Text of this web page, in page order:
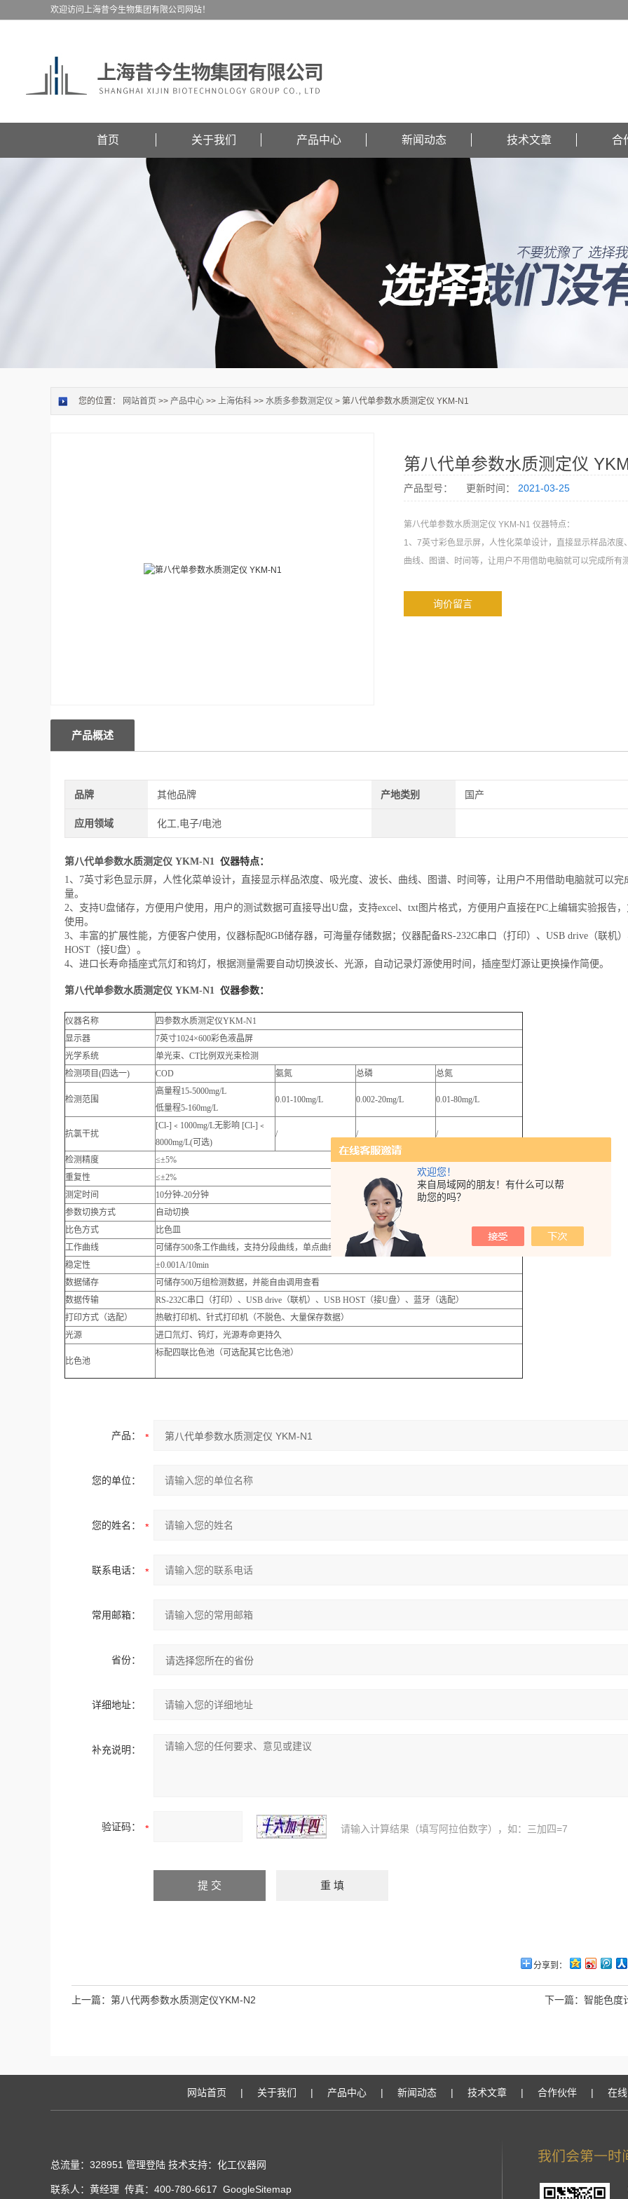
欢迎您！
来自局域网的朋友！有什么可以帮
助您的吗？
欢迎访问上海昔今生物集团有限公司网站！
首页 关于我们 产品中心 新闻动态 技术文章 合
您的位置： 网站首页 >> 产品中心 >> 上海佑科 >> 水质多参数测定仪 > 第八代单参数水质测定仪 YKM-N1
第八代单参数水质测定仪
产品型号： 更新时间： 2021-03-25
第八代单参数水质测定仪 YKM-N1 仪器特点：
1、7英寸彩色显示屏，人性化菜单设计，直接显示样品浓度
曲线、图谱、时间等，让用户不用借助电脑就可以完成所有测
询价留言
产品概述
品牌 其他品牌 产地类别 国产
应用领域 化工,电子/电池
第八代单参数水质测定仪 YKM-N1 仪器特点：
1、7英寸彩色显示屏，人性化菜单设计，直接显示样品浓度、吸光度、波长、曲线、图谱、时间等，让用户不用借助电脑就可以完
量。
2、支持U盘储存，方便用户使用，用户的测试数据可直接导出U盘，支持excel、txt图片格式，方便用户直接在PC上编辑实验报告
使用。
3、丰富的扩展性能，方便客户使用，仪器标配8GB储存器，可海量存储数据；仪器配备RS-232C串口（打印）、USB drive（联机
HOST（接U盘）。
4、进口长寿命插座式氘灯和钨灯，根据测量需要自动切换波长、光源，自动记录灯源使用时间，插座型灯源让更换操作简便。
第八代单参数水质测定仪 YKM-N1 仪器参数：
仪器名称
四参数水质测定仪YKM-N1
显示器
7英寸1024×600彩色液晶屏
光学系统
单光束、CT比例双光束检测
检测项目(四选一)
COD 氨氮 总磷 总氮
检测范围
高量程15-5000mg/L
低量程5-160mg/L
0.01-100mg/L 0.002-20mg/L 0.01-80mg/L
抗氯干扰
[Cl-]﹤1000mg/L无影响 [Cl-]﹤
8000mg/L(可选)
/ / /
检测精度
≤±5%
重复性
≤±2%
测定时间
10分钟-20分钟
参数切换方式
自动切换
比色方式
比色皿
工作曲线
可储存500条工作曲线，支持分段曲线，单点曲线，客户自建曲线三种模式
稳定性
±0.001A/10min
数据储存
可储存500万组检测数据，并能自由调用查看
数据传输
RS-232C串口（打印）、USB drive（联机）、USB HOST（接U盘）、蓝牙（选配）
打印方式（选配）
热敏打印机、针式打印机（不脱色、大量保存数据）
光源
进口氘灯、钨灯，光源寿命更持久
比色池
标配四联比色池（可选配其它比色池）
产品：
您的单位：
您的姓名：
联系电话：
常用邮箱：
省份：
详细地址：
补充说明：
验证码： 请输入计算结果（填写阿拉伯数字），如：三加四=7
分享到：
上一篇： 第八代两参数水质测定仪YKM-N2 下一篇： 智能色度
网站首页 | 关于我们 | 产品中心 | 新闻动态 | 技术文章 | 合作伙伴 | 在
总流量：328951 管理登陆 技术支持：化工仪器网
联系人：黄经理 传真：400-780-6617 GoogleSitemap